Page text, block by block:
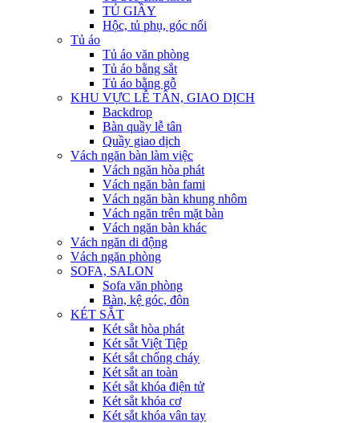
TỦ GIẦY
Hộc, tủ phụ, góc nối
Tủ áo
Tủ áo văn phòng
Tủ áo bằng sắt
Tủ áo bằng gỗ
KHU VỰC LỄ TÂN, GIAO DỊCH
Backdrop
Bàn quầy lễ tân
Quầy giao dịch
Vách ngăn bàn làm việc
Vách ngăn hòa phát
Vách ngăn bàn fami
Vách ngăn bàn khung nhôm
Vách ngăn trên mặt bàn
Vách ngăn bàn khác
Vách ngăn di động
Vách ngăn phòng
SOFA, SALON
Sofa văn phòng
Bàn, kệ góc, đôn
KÉT SẮT
Két sắt hòa phát
Két sắt Việt Tiệp
Két sắt chống cháy
Két sắt an toàn
Két sắt khóa điện tử
Két sắt khóa cơ
Két sắt khóa vân tay